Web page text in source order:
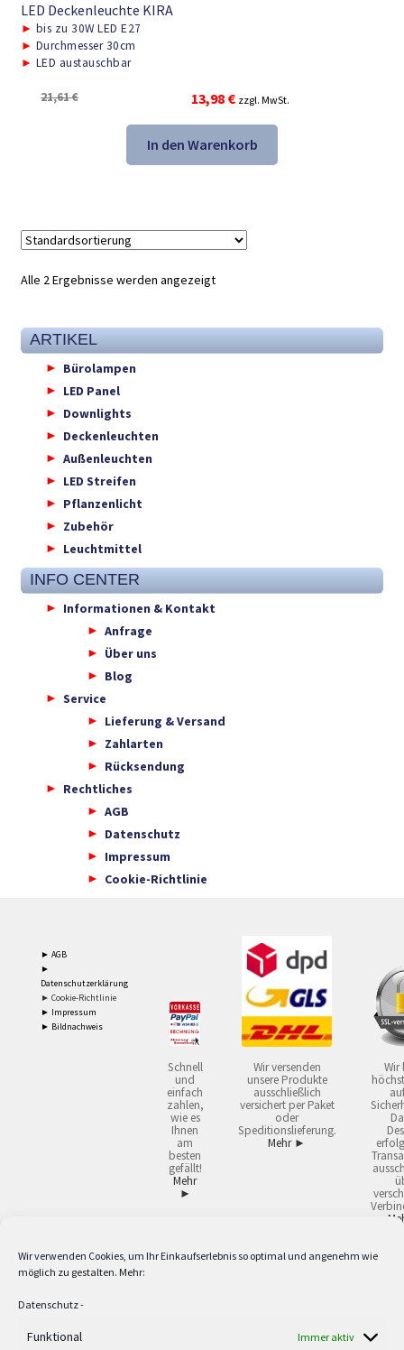
Wir verwenden Cookies, um Ihr Einkaufserlebnis so optimal und angenehm wie
möglich zu gestalten. Mehr:
Datenschutz-
Funktional Immer aktiv
LED Deckenleuchte KIRA
► bis zu 30W LED E27
► Durchmesser 30cm
► LED austauschbar
21,61€
Ursprünglicher
Preis
war:
21,61 €
13,98 €Aktueller
Preis
ist:
13,98 €.
zzgl. MwSt.
In den Warenkorb
Alle 2 Ergebnisse werden angezeigt
ARTIKEL
Bürolampen
LED Panel
Downlights
Deckenleuchten
Außenleuchten
LED Streifen
Pflanzenlicht
Zubehör
Leuchtmittel
INFO CENTER
Informationen & Kontakt
Anfrage
Über uns
Blog
Service
Lieferung & Versand
Zahlarten
Rücksendung
Rechtliches
AGB
Datenschutz
Impressum
Cookie-Richtlinie
► AGB
►
Datenschutzerklärung
► Cookie-Richtlinie
► Impressum
► Bildnachweis
Schnell
und
einfach
zahlen,
wie es
Ihnen
am
besten
gefällt!
Mehr
►
Wir versenden
unsere Produkte
ausschließlich
versichert per Paket
oder
Speditionslieferung.
Mehr ►
Wir
2 Lieferzeiten gelten mit Express-24.
Versandkostenfrei ab 59,90 € Nettowarenwert. Inseln ausgenommen. Unsere
Berufe zur Verwendung in der selbständigen, beruflichen oder gewerblichen